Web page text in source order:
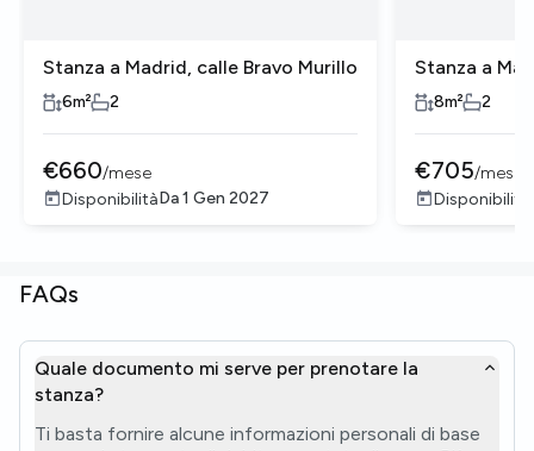
Stanza a Madrid, calle Bravo Murillo
6m² 2
€660/mese
DisponibilitàDa1 Gen 2027
Stanza a
8m² 2
€705/mese
Disponibilità
FAQs
Quale documento mi serve per prenotare la
stanza?
Ti basta fornire alcune informazioni personali di base